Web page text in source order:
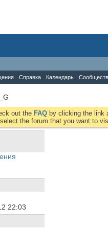
Справка Календарь
out the FAQ by clicking the link
the forum that you want to
22:03